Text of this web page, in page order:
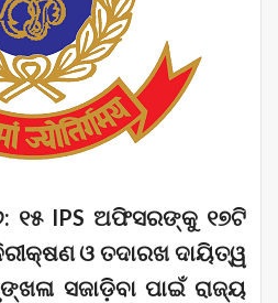
୧୫ IPS ଅଫିସରଙ୍କୁ ୧୭ଟି
ଓ ତଦାରଖ ଦାୟିତ୍ୱ
ସଜାଡ଼ିବା ପାଇଁ ରାଜ୍ୟ